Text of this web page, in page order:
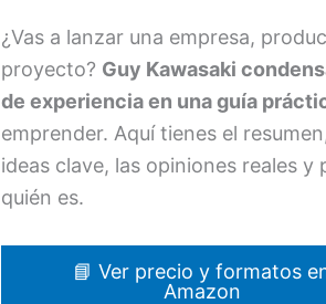
¿Vas a lanzar una empresa,
proyecto? Guy Kawasaki
de experiencia en una guía
emprender. Aquí tienes el
ideas clave, las opiniones reales y
quién es.
📘 Ver precio y formatos
Amazon